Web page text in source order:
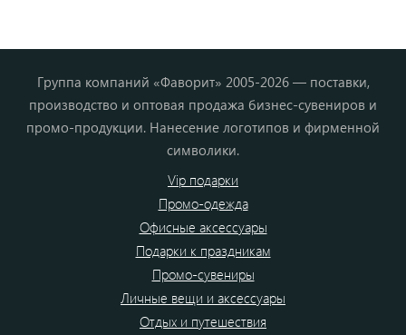
Группа компаний «Фаворит» 2005-2026 — поставки,
производство и оптовая продажа бизнес-сувениров и
промо-продукции. Нанесение логотипов и фирменной
символики.
Vip подарки
Промо-одежда
Офисные аксессуары
Подарки к праздникам
Промо-сувениры
Личные вещи и аксессуары
Отдых и путешествия